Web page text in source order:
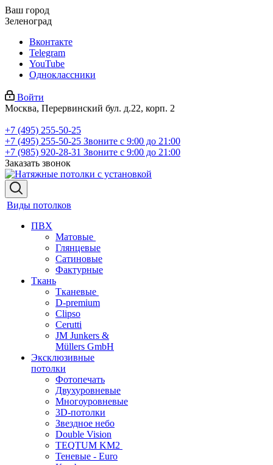
Ваш город
Зеленоград
Вконтакте
Telegram
YouTube
Одноклассники
Войти
Москва, Перервинский бул. д.22, корп. 2
+7 (495) 255-50-25
+7 (495) 255-50-25 Звоните с 9:00 до 21:00
+7 (985) 920-28-31 Звоните с 9:00 до 21:00
Заказать звонок
Виды потолков
ПВХ
Матовые
Глянцевые
Сатиновые
Фактурные
Ткань
Тканевые
D-premium
Clipso
Cerutti
JM Junkers &
Müllers GmbH
Эксклюзивные
потолки
Фотопечать
Двухуровневые
Многоуровневые
3D-потолки
Звездное небо
Double Vision
TEQTUM KM2
Теневые - Euro